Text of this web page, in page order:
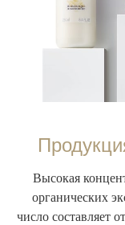
Высокая
органических
число составляет